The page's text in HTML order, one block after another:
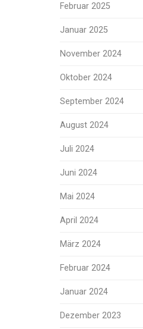
Februar 2025
Januar 2025
November 2024
Oktober 2024
September 2024
August 2024
Juli 2024
Juni 2024
Mai 2024
April 2024
März 2024
Februar 2024
Januar 2024
Dezember 2023